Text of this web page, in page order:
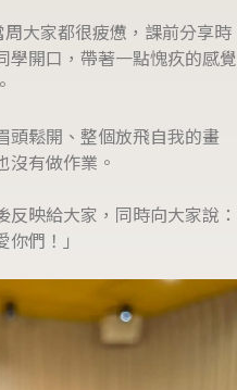
大家都很疲憊，課前分享時
學開口，帶著一點愧疚的感覺
頭鬆開、整個放飛自我的畫
沒有做作業。
反映給大家，同時向大家說：
你們！」